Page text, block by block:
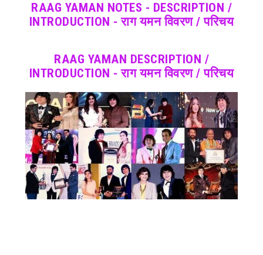
RAAG YAMAN NOTES - DESCRIPTION /
INTRODUCTION - राग यमन विवरण / परिचय
RAAG YAMAN DESCRIPTION /
INTRODUCTION - राग यमन विवरण / परिचय